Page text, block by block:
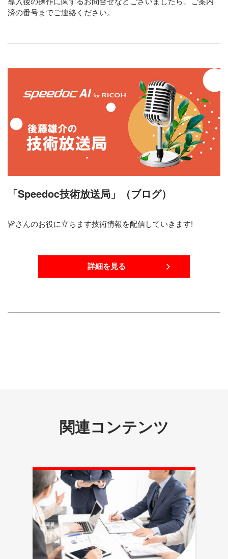
済の番号までご連絡ください。
「Speedoc技術放送局」（ブログ）
皆さんのお役に立ちます技術情報を配信していきます!
詳細を見る
関連コンテンツ